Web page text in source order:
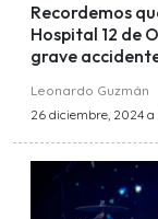
Recordemos
Hospital 12 de
grave
Leonardo Guzmán
26 diciembre, 2024 a